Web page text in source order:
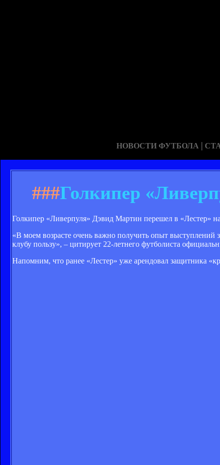
НОВОСТИ ФУТБОЛА |
###Голкипер
Голкипер «Ливерпуля» Дэвид Мартин перешел в «Лестер»
«В моем возрасте очень важно получить опыт
клубу пользу», – цитирует 22-летнего футболиста
Напомним, что ранее «Лестер» уже арендовал защитника